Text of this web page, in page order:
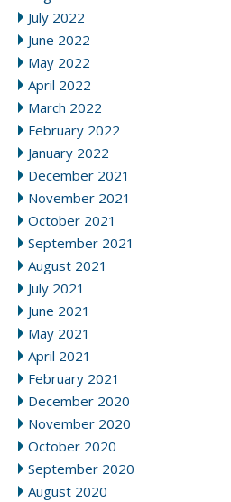
July 2022
June 2022
May 2022
April 2022
March 2022
February 2022
January 2022
December 2021
November 2021
October 2021
September 2021
August 2021
July 2021
June 2021
May 2021
April 2021
February 2021
December 2020
November 2020
October 2020
September 2020
August 2020